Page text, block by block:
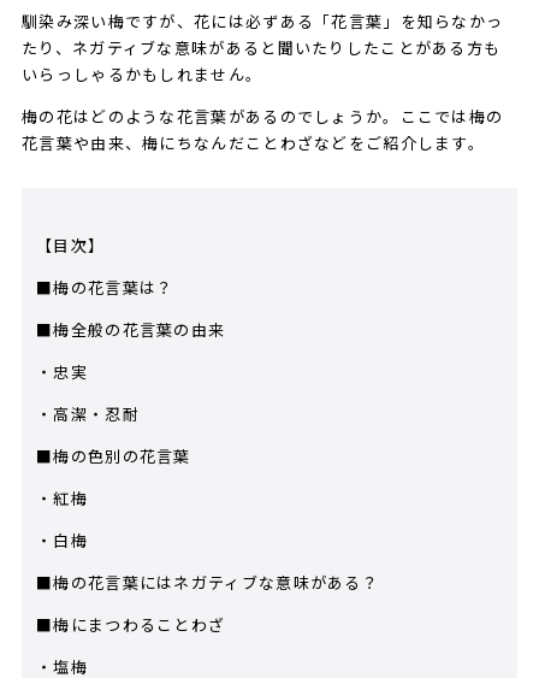
馴染み深い梅ですが、花には必ずある「花言葉」を知らなかっ
たり、ネガティブな意味があると聞いたりしたことがある方も
いらっしゃるかもしれません。
梅の花はどのような花言葉があるのでしょうか。ここでは梅の
花言葉や由来、梅にちなんだことわざなどをご紹介します。
【目次】
■梅の花言葉は？
■梅全般の花言葉の由来
・忠実
・高潔・忍耐
■梅の色別の花言葉
・紅梅
・白梅
■梅の花言葉にはネガティブな意味がある？
■梅にまつわることわざ
・塩梅